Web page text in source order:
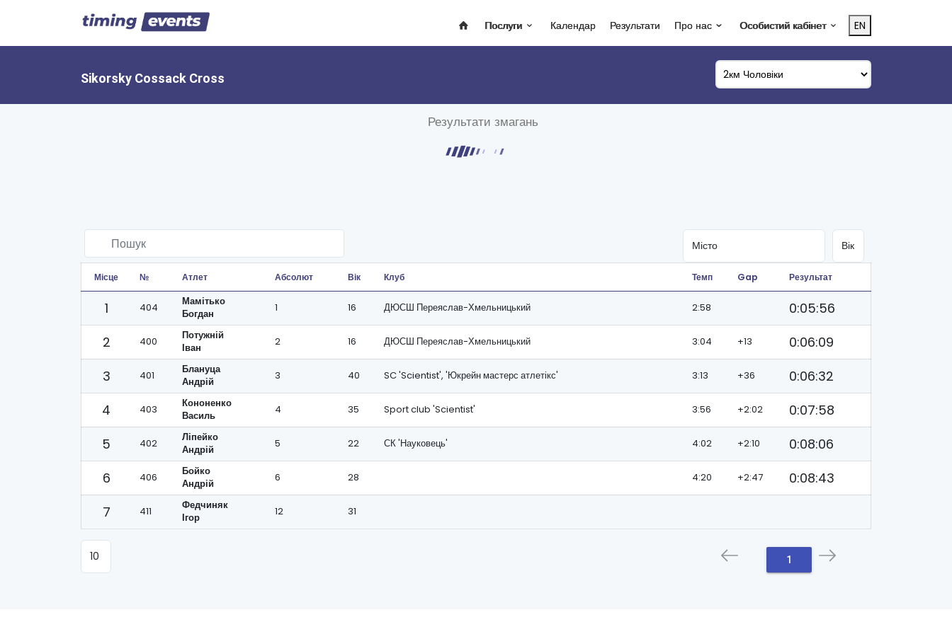
Послуги Календар Результати Про нас Особистий кабінет EN
Sikorsky Cossack Cross
Результати змагань
Місце № Атлет Абсолют Вік Клуб Темп Gap Результат
1 404
Мамітько
Богдан
1 16 ДЮСШ Переяслав-Хмельницький 2:58
0:05:56
2
400
Потужній
Іван
2 16 ДЮСШ Переяслав-Хмельницький 3:04 +13
0:06:09
3
401
Блануца
Андрій
3 40 SC 'Scientist', 'Юкрейн мастерс атлетікс' 3:13 +36
0:06:32
4
403
Кононенко
Василь
4 35 Sport club 'Scientist' 3:56 +2:02
0:07:58
5
402
Ліпейко
Андрій
5 22 СК 'Науковець' 4:02 +2:10
0:08:06
6
406
Бойко
Андрій
6 28 4:20 +2:47
0:08:43
7
411
Федчиняк
Ігор
12 31
1